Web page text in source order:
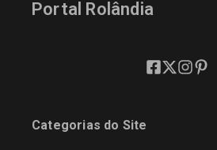
Portal Rolândia
Categorias do Site